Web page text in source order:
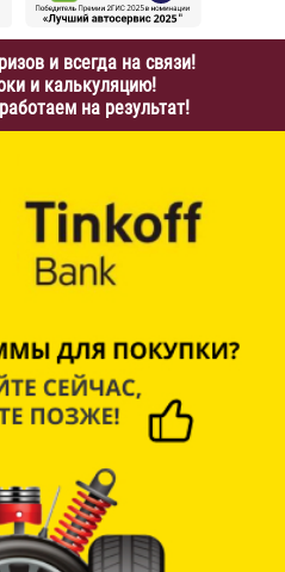
и всегда на связи!
и калькуляцию!
на результат!